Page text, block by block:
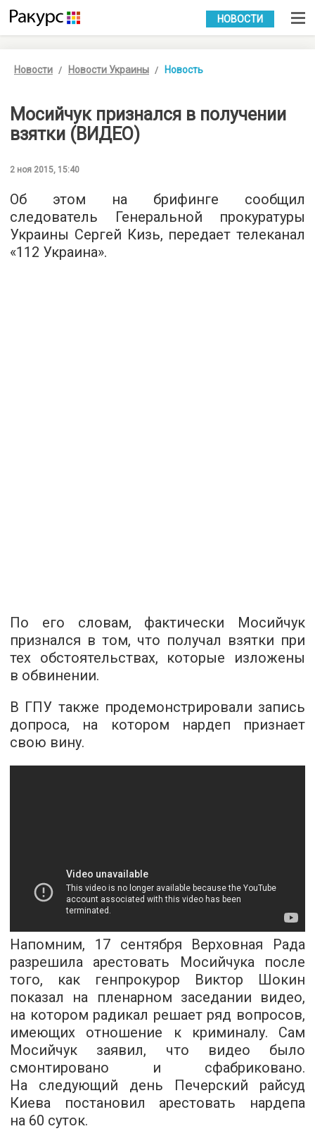
УКР РУС
НОВОСТИ
Новости Новости Украины Новость
Мосийчук признался в получении
взятки (ВИДЕО)
2 ноя 2015, 15:40
Об этом на брифинге сообщил
следователь Генеральной прокуратуры
Украины Сергей Кизь, передает телеканал
«112 Украина».
По его словам, фактически Мосийчук
признался в том, что получал взятки при
тех обстоятельствах, которые изложены
в обвинении.
В ГПУ также продемонстрировали запись
допроса, на котором нардеп признает
свою вину.
Напомним, 17 сентября Верховная Рада
разрешила арестовать Мосийчука после
того, как генпрокурор Виктор Шокин
показал на пленарном заседании видео,
на котором радикал решает ряд вопросов,
имеющих отношение к криминалу. Сам
Мосийчук заявил, что видео было
смонтировано и сфабриковано.
На следующий день Печерский райсуд
Киева постановил арестовать нардепа
на 60 суток.